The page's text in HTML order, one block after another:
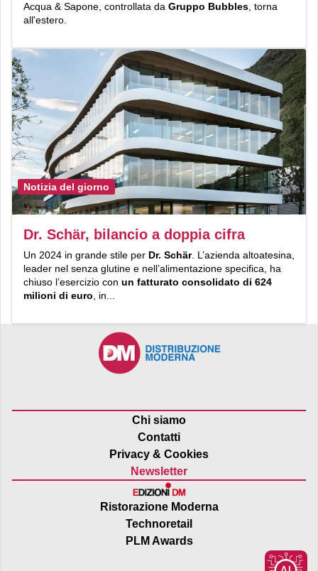
Acqua & Sapone, controllata da Gruppo Bubbles , torna
all'estero.
Notizia del giorno
Dr. Schär, bilancio a doppia cifra
Un 2024 in grande stile per Dr. Schär. L’azienda altoatesina,
leader nel senza glutine e nell’alimentazione specifica, ha
chiuso l’esercizio con un fatturato consolidato di 624
milioni di euro , in...
Chi siamo
Contatti
Privacy & Cookies
Newsletter
Ristorazione Moderna
Technoretail
PLM Awards